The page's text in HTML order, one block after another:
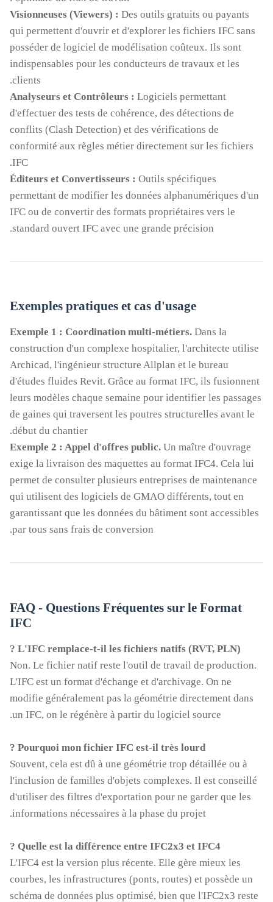
Des outils gratuits ou payants
qui permettent d'ouvrir et d'explorer les fichiers IFC sans
posséder de logiciel de modélisation coûteux. Ils sont
indispensables pour les conducteurs de travaux et les
clients.
Logiciels permettant
d'effectuer des tests de cohérence, des détections de
conflits (Clash Detection) et des vérifications de
conformité aux règles métier directement sur les fichiers
IFC.
Outils spécifiques
permettant de modifier les données alphanumériques d'un
IFC ou de convertir des formats propriétaires vers le
standard ouvert IFC avec une grande précision.
Exemples pratiques et cas d'usage
Exemple 1 : Coordination multi-métiers. Dans la
construction d'un complexe hospitalier, l'architecte utilise
Archicad, l'ingénieur structure Allplan et le bureau
d'études fluides Revit. Grâce au format IFC, ils fusionnent
leurs modèles chaque semaine pour identifier les passages
de gaines qui traversent les poutres structurelles avant le
début du chantier.
Exemple 2 : Appel d'offres public. Un maître d'ouvrage
exige la livraison des maquettes au format IFC4. Cela lui
permet de consulter plusieurs entreprises de maintenance
qui utilisent des logiciels de GMAO différents, tout en
garantissant que les données du bâtiment sont accessibles
par tous sans frais de conversion.
FAQ - Questions Fréquentes sur le Format
IFC
Non. Le fichier natif reste l'outil de travail de production.
L'IFC est un format d'échange et d'archivage. On ne
modifie généralement pas la géométrie directement dans
un IFC, on le régénère à partir du logiciel source.
Souvent, cela est dû à une géométrie trop détaillée ou à
l'inclusion de familles d'objets complexes. Il est conseillé
d'utiliser des filtres d'exportation pour ne garder que les
informations nécessaires à la phase du projet.
L'IFC4 est la version plus récente. Elle gère mieux les
courbes, les infrastructures (ponts, routes) et possède un
schéma de données plus optimisé, bien que l'IFC2x3 reste